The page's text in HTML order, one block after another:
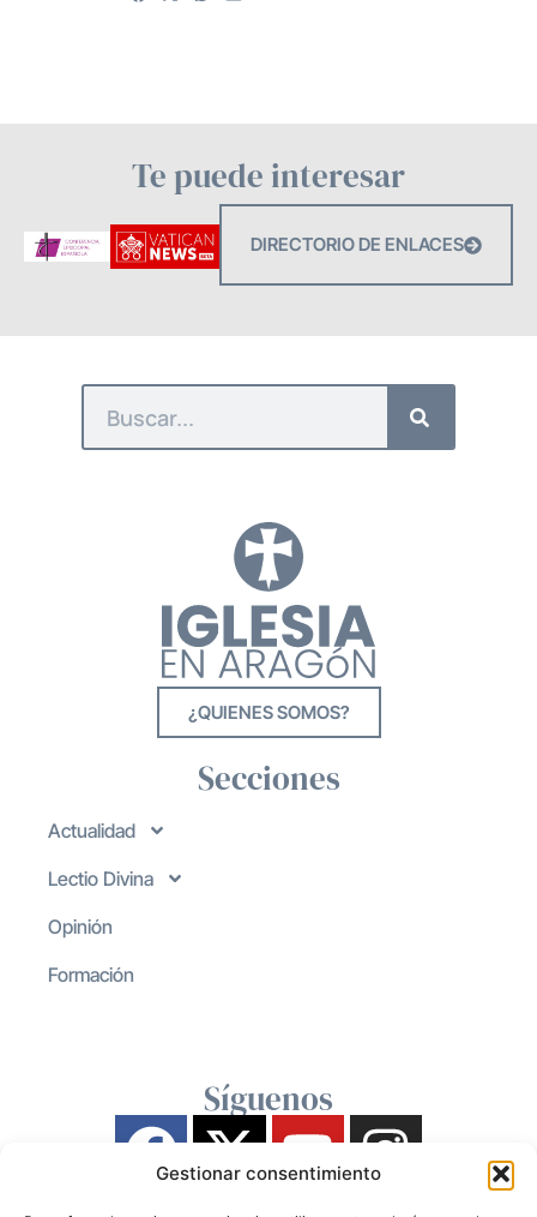
Gestionar consentimiento
Te puede interesar
DIRECTORIO DE ENLACES
¿QUIENES SOMOS?
Secciones
Actualidad
Lectio Divina
Opinión
Formación
Síguenos